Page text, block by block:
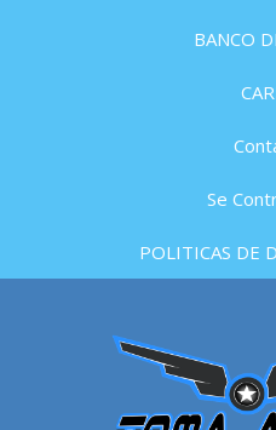
BANCO
Se
POLITICAS DE